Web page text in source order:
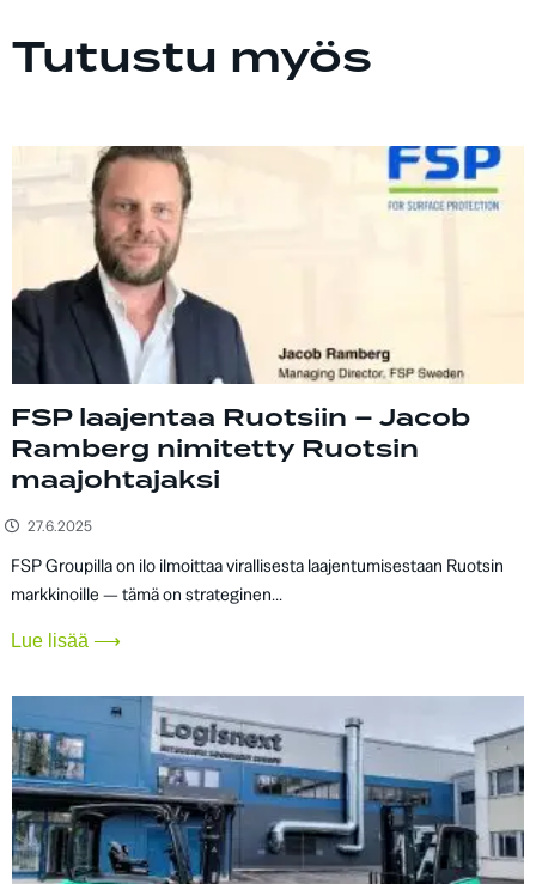
Tutustu myös
FSP laajentaa Ruotsiin – Jacob
Ramberg nimitetty Ruotsin
maajohtajaksi
27.6.2025
FSP Groupilla on ilo ilmoittaa virallisesta laajentumisestaan Ruotsin
markkinoille — tämä on strateginen...
Lue lisää ⟶